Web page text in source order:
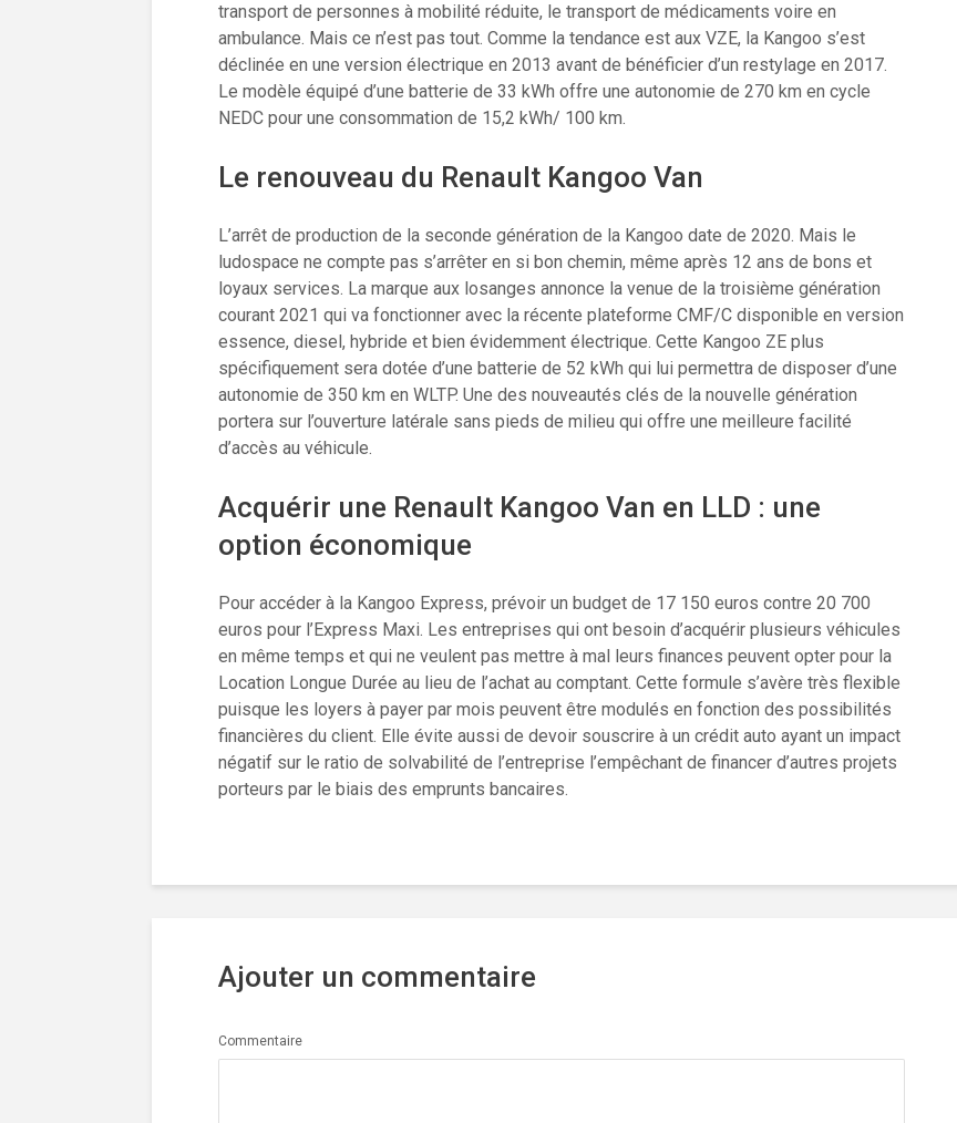
transport de personnes à mobilité réduite, le transport de médicaments voire en
ambulance. Mais ce n’est pas tout. Comme la tendance est aux VZE, la Kangoo s’est
déclinée en une version électrique en 2013 avant de bénéficier d’un restylage en 2017.
Le modèle équipé d’une batterie de 33 kWh offre une autonomie de 270 km en cycle
NEDC pour une consommation de 15,2 kWh/ 100 km.
Le renouveau du Renault Kangoo Van
L’arrêt de production de la seconde génération de la Kangoo date de 2020. Mais le
ludospace ne compte pas s’arrêter en si bon chemin, même après 12 ans de bons et
loyaux services. La marque aux losanges annonce la venue de la troisième génération
courant 2021 qui va fonctionner avec la récente plateforme CMF/C disponible en version
essence, diesel, hybride et bien évidemment électrique. Cette Kangoo ZE plus
spécifiquement sera dotée d’une batterie de 52 kWh qui lui permettra de disposer d’une
autonomie de 350 km en WLTP. Une des nouveautés clés de la nouvelle génération
portera sur l’ouverture latérale sans pieds de milieu qui offre une meilleure facilité
d’accès au véhicule.
Acquérir une Renault Kangoo Van en LLD : une
option économique
Pour accéder à la Kangoo Express, prévoir un budget de 17 150 euros contre 20 700
euros pour l’Express Maxi. Les entreprises qui ont besoin d’acquérir plusieurs véhicules
en même temps et qui ne veulent pas mettre à mal leurs finances peuvent opter pour la
Location Longue Durée au lieu de l’achat au comptant. Cette formule s’avère très flexible
puisque les loyers à payer par mois peuvent être modulés en fonction des possibilités
financières du client. Elle évite aussi de devoir souscrire à un crédit auto ayant un impact
négatif sur le ratio de solvabilité de l’entreprise l’empêchant de financer d’autres projets
porteurs par le biais des emprunts bancaires.
Ajouter un commentaire
Commentaire